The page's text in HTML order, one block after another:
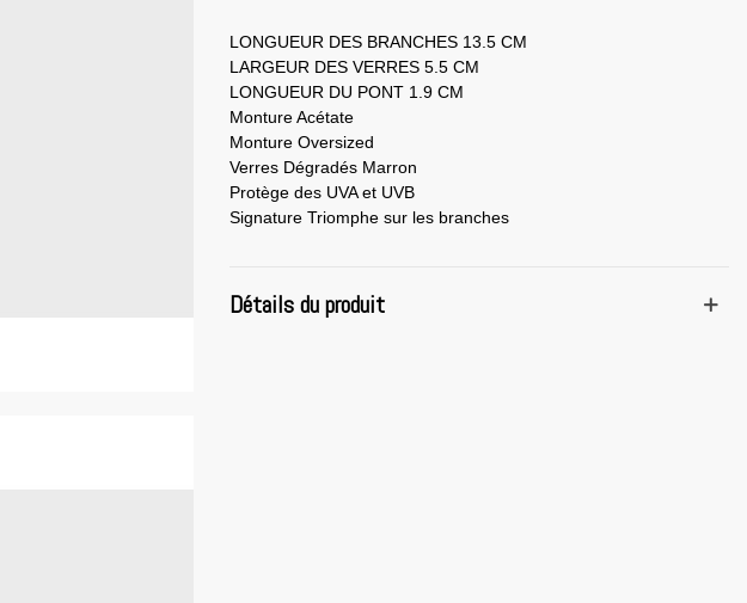
LONGUEUR DES BRANCHES 13.5 CM
LARGEUR DES VERRES 5.5 CM
LONGUEUR DU PONT 1.9 CM
Monture Acétate
Monture Oversized
Verres Dégradés Marron
Protège des UVA et UVB
Signature Triomphe sur les branches
Détails du produit